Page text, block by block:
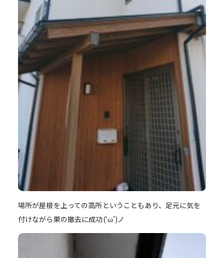
場所が屋根を上っての高所ということもあり、足元に気を
付けながら巣の撤去に成功(‘ω’)ノ